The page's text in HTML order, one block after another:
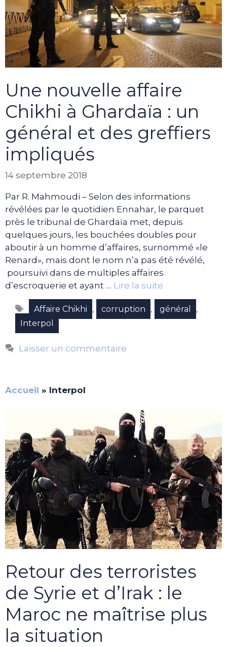
Une nouvelle affaire
Chikhi à Ghardaïa : un
général et des greffiers
impliqués
14 septembre 2018
Par R. Mahmoudi – Selon des informations
révélées par le quotidien Ennahar, le parquet
près le tribunal de Ghardaïa met, depuis
quelques jours, les bouchées doubles pour
aboutir à un homme d’affaires, surnommé «le
Renard», mais dont le nom n’a pas été révélé,
poursuivi dans de multiples affaires
d’escroquerie et ayant … Lire la suite
Étiquettes
Affaire Chikhi , corruption , général ,
Interpol
Laisser un commentaire
Accueil » Interpol
Retour des terroristes
de Syrie et d’Irak : le
Maroc ne maîtrise plus
la situation